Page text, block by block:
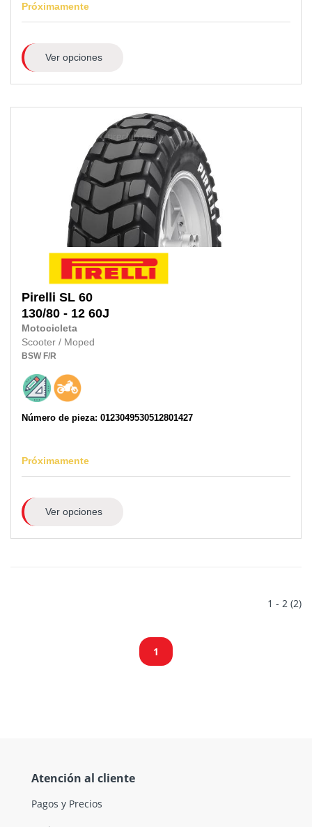
Próximamente
Ver opciones
Pirelli SL 60
130/80 - 12 60J
Motocicleta
Scooter / Moped
BSW F/R
Número de pieza: 0123049530512801427
Próximamente
Ver opciones
1 - 2 (2)
1
Atención al cliente
Pagos y Precios